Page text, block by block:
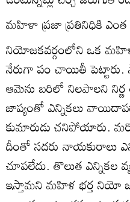
మహిళా ప్రజా ప్రతినిధికి ఎంత
నియోజకవర్గంలోని ఒక మహిళా
నేరుగా పం చాయితీ పెట్టారు.
ఆమెను బరిలో నిలపాలని
జాప్యంతో ఎన్నికలు
కుమారుడు చనిపోయారు.
దీంతో సదరు నాయకురాలు
చూపలేదు. తొలుత ఎన్నికల
ఇస్తామని మహిళ భర్త నియో